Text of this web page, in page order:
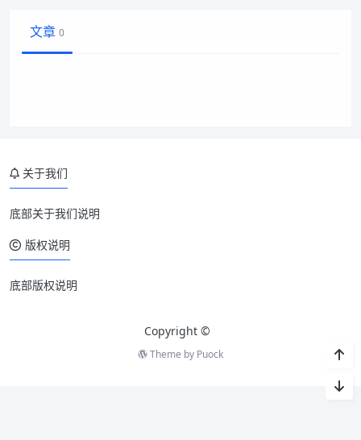
文章 0
关于我们
底部关于我们说明
版权说明
底部版权说明
Copyright ©
Theme by Puock